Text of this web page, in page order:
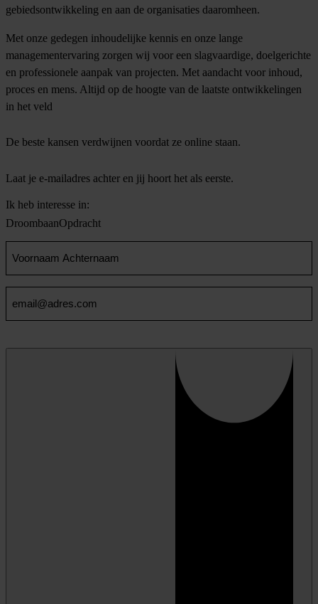
gebiedsontwikkeling en aan de organisaties daaromheen.
Met onze gedegen inhoudelijke kennis en onze lange
managementervaring zorgen wij voor een slagvaardige, doelgerichte
en professionele aanpak van projecten. Met aandacht voor inhoud,
proces en mens. Altijd op de hoogte van de laatste ontwikkelingen
in het veld
De beste kansen verdwijnen voordat ze online staan.
Laat je e-mailadres achter en jij hoort het als eerste.
Ik heb interesse in:
DroombaanOpdracht
en
Achternaam
(Vereist)